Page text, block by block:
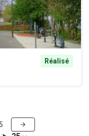
Réalisé
5